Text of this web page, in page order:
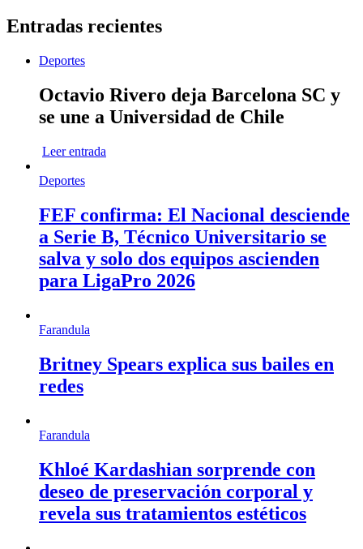
Entradas recientes
Deportes
Octavio Rivero deja Barcelona SC y
se une a Universidad de Chile
Leer entrada
Deportes
FEF confirma: El Nacional desciende
a Serie B, Técnico Universitario se
salva y solo dos equipos ascienden
para LigaPro 2026
Farandula
Britney Spears explica sus bailes en
redes
Farandula
Khloé Kardashian sorprende con
deseo de preservación corporal y
revela sus tratamientos estéticos